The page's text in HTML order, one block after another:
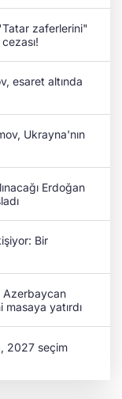
zaferlerini"
esaret altında
Ukrayna'nın
Erdoğan
Bir
Azerbaycan
masaya yatırdı
2027 seçim